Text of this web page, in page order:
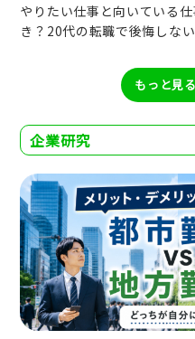
やりたい仕事と向いている
き？20代の転職で後悔しな
もっと見る
企業研究